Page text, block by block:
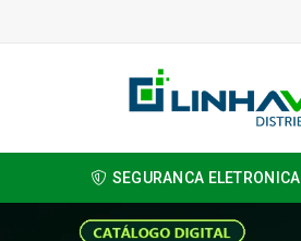
SEGURANCA ELETRONICA